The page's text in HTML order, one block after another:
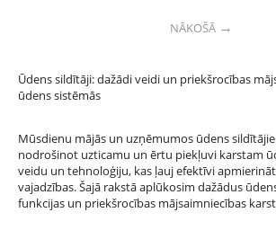
NĀKOŠĀ
Ūdens sildītāji: dažādi veidi un priekšrocības
ūdens sistēmās
Mūsdienu mājās un uzņēmumos ūdens
nodrošinot uzticamu un ērtu piekļuvi karstam
veidu un tehnoloģiju, kas ļauj efektīvi
vajadzības. Šajā rakstā aplūkosim dažādus
funkcijas un priekšrocības mājsaimniecības